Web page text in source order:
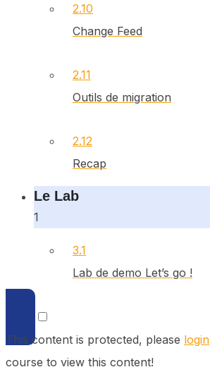
2.10
Change Feed
2.11
Outils de migration
2.12
Recap
Le Lab
1
3.1
Lab de demo Let’s go !
This content is protected, please login
course to view this content!